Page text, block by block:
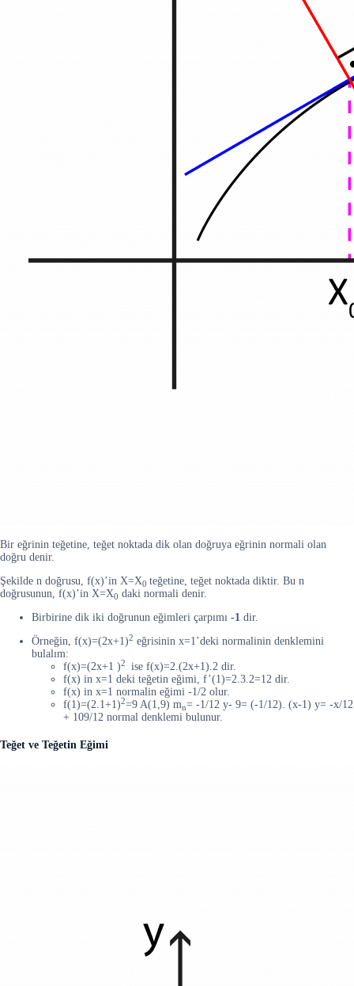
Bir eğrinin teğetine, teğet noktada dik olan doğruya eğrinin normali olan
doğru denir.
Şekilde n doğrusu, f(x)’in X=X0 teğetine, teğet noktada diktir. Bu n
doğrusunun, f(x)’in X=X0 daki normali denir.
Birbirine dik iki doğrunun eğimleri çarpımı -1 dir.
Örneğin, f(x)=(2x+1)2 eğrisinin x=1’deki normalinin denklemini
bulalım:
f(x)=(2x+1 )2
ise f(x)=2.(2x+1).2 dir.
f(x) in x=1 deki teğetin eğimi, f’(1)=2.3.2=12 dir.
f(x) in x=1 normalin eğimi -1/2 olur.
f(1)=(2.1+1)2=9 A(1,9) mn= -1/12 y- 9= (-1/12). (x-1) y= -x/12
+ 109/12 normal denklemi bulunur.
Teğet ve Teğetin Eğimi